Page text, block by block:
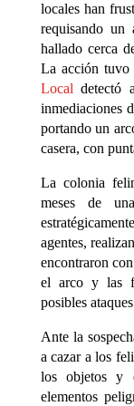
locales han
requisando
hallado cerca
La acción
Localdetectó
inmediaciones
portando un
casera, con
La colonia
meses de
agentes,
encontraron
el arco y las
posibles
Ante la
a cazar a los
los objetos y
elementos